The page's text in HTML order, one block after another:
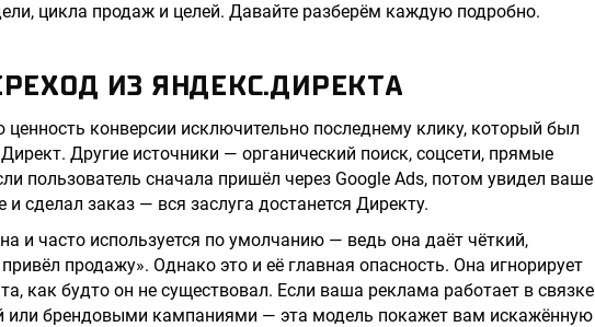
цикла продаж и целей. Давайте разберём каждую подробно.
ИЗ ЯНДЕКС.ДИРЕКТА
конверсии исключительно последнему клику, который был
Другие источники — органический поиск, соцсети, прямые
пользователь сначала пришёл через Google Ads, потом увидел ваше
сделал заказ — вся заслуга достанется Директу.
и часто используется по умолчанию — ведь она даёт чёткий,
продажу». Однако это и её главная опасность. Она игнорирует
как будто он не существовал. Если ваша реклама работает в связке
или брендовыми кампаниями — эта модель покажет вам искажённую